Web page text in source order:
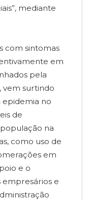
mediante
com sintomas
em
pela
vem surtindo
epidemia no
de
na
como uso de
em
e o
e